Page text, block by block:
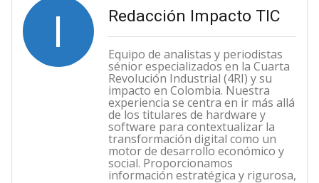
I Redacción Impacto TIC
Equipo de analistas y periodistas
sénior especializados en la Cuarta
Revolución Industrial (4RI) y su
impacto en Colombia. Nuestra
experiencia se centra en ir más allá
de los titulares de hardware y
software para contextualizar la
transformación digital como un
motor de desarrollo económico y
social. Proporcionamos
información estratégica y rigurosa,